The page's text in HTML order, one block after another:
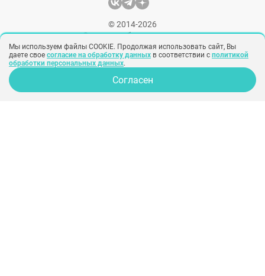
© 2014-2026
Сервис подбора хирургов
info@300experts.ru
ООО «Рекламная группа «СИНОБИ»
ИНН: 7743705998
КПП: 772401001
Мы используем файлы COOKIE. Продолжая использовать сайт, Вы
даете свое согласие на обработку данных в соответствии с политикой
обработки персональных данных.
Согласен